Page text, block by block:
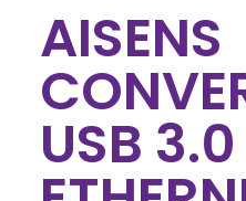
AISENS
USB